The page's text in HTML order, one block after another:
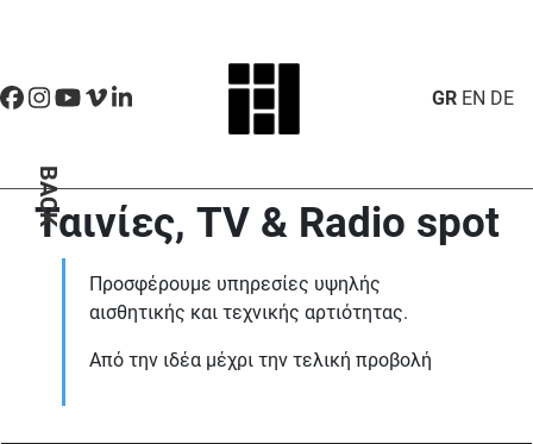
GR EN DE
BACK
Ταινίες, TV & Radio spot
Προσφέρουμε υπηρεσίες υψηλής
αισθητικής και τεχνικής αρτιότητας.
Από την ιδέα μέχρι την τελική προβολή